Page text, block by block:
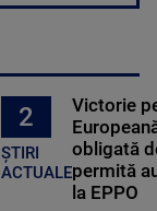
2
ȘTIRI
ACTUALE
Victorie
obligată
permită
la EPPO